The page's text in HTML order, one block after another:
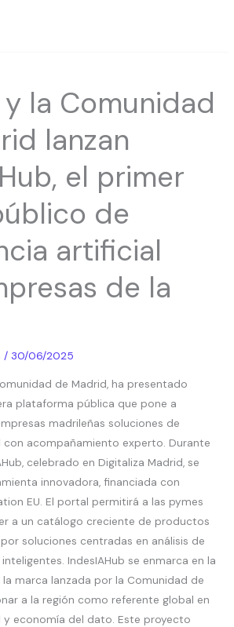
la Comunidad
lanzan
el primer
de
artificial
de la
/ 30/06/2025
de Madrid, ha presentado
plataforma pública que pone a
madrileñas soluciones de
con acompañamiento experto. Durante
celebrado en Digitaliza Madrid, se
innovadora, financiada con
EU. El portal permitirá a las pymes
a un catálogo creciente de productos
soluciones centradas en análisis de
IndesIAHub se enmarca en la
la marca lanzada por la Comunidad de
a la región como referente global en
y economía del dato. Este proyecto